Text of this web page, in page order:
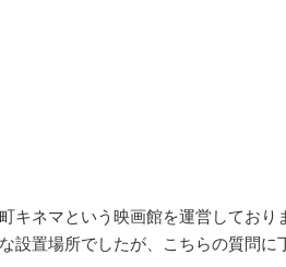
キネマという映画館を運営してお
設置場所でしたが、こちらの質問